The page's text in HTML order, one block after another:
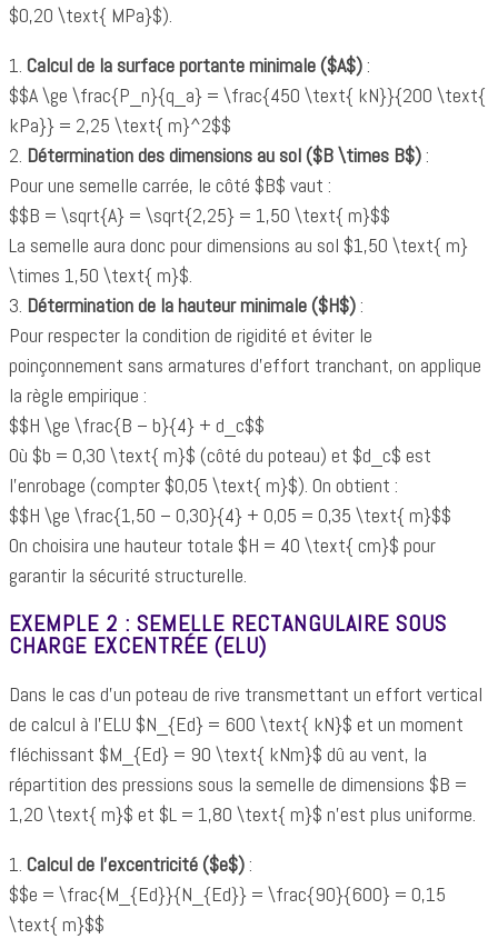
$0,20 \text{ MPa}$).
1. Calcul de la surface portante minimale ($A$):
$$A \ge \frac{P_n}{q_a} = \frac{450 \text{ kN}}{200 \text{
kPa}} = 2,25 \text{ m}^2$$
2. Détermination des dimensions au sol ($B \times B$):
Pour une semelle carrée, le côté $B$ vaut :
$$B = \sqrt{A} = \sqrt{2,25} = 1,50 \text{ m}$$
La semelle aura donc pour dimensions au sol $1,50 \text{ m}
\times 1,50 \text{ m}$.
3. Détermination de la hauteur minimale ($H$):
Pour respecter la condition de rigidité et éviter le
poinçonnement sans armatures d'effort tranchant, on applique
la règle empirique :
$$H \ge \frac{B – b}{4} + d_c$$
Où $b = 0,30 \text{ m}$ (côté du poteau) et $d_c$ est
l'enrobage (compter $0,05 \text{ m}$). On obtient :
$$H \ge \frac{1,50 – 0,30}{4} + 0,05 = 0,35 \text{ m}$$
On choisira une hauteur totale $H = 40 \text{ cm}$ pour
garantir la sécurité structurelle.
EXEMPLE 2 : SEMELLE RECTANGULAIRE SOUS
CHARGE EXCENTRÉE (ELU)
Dans le cas d'un poteau de rive transmettant un effort vertical
de calcul à l'ELU $N_{Ed} = 600 \text{ kN}$ et un moment
fléchissant $M_{Ed} = 90 \text{ kNm}$ dû au vent, la
répartition des pressions sous la semelle de dimensions $B =
1,20 \text{ m}$ et $L = 1,80 \text{ m}$ n'est plus uniforme.
1. Calcul de l'excentricité ($e$):
$$e = \frac{M_{Ed}}{N_{Ed}} = \frac{90}{600} = 0,15
\text{ m}$$